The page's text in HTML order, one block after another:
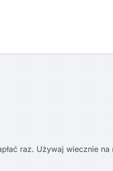
raz. Używaj wiecznie